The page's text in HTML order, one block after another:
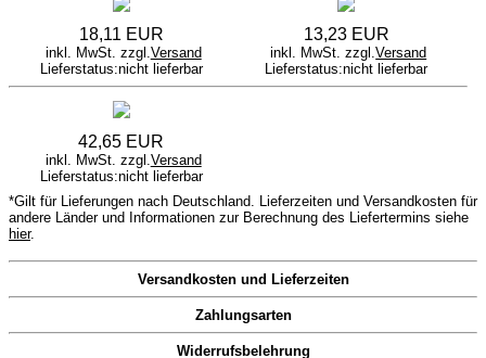
18,11 EUR
inkl. MwSt. zzgl. Versand
Lieferstatus:nicht lieferbar
13,23 EUR
inkl. MwSt. zzgl.Versand
Lieferstatus:nicht lieferbar
42,65 EUR
inkl. MwSt. zzgl. Versand
Lieferstatus:nicht lieferbar
*Gilt für Lieferungen nach Deutschland. Lieferzeiten und Versandkosten für
andere Länder und Informationen zur Berechnung des Liefertermins siehe
hier.
Versandkosten und Lieferzeiten
Zahlungsarten
Widerrufsbelehrung